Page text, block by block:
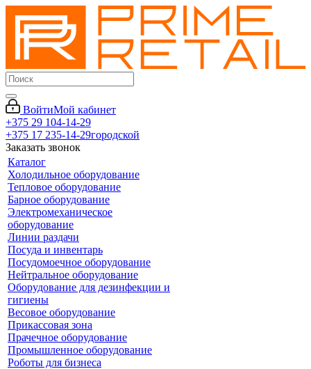
ВойтиМой кабинет
+375 29 104-14-29
+375 17 235-14-29городской
Заказать звонок
Каталог
Холодильное оборудование
Тепловое оборудование
Барное оборудование
Электромеханическое
оборудование
Линии раздачи
Посуда и инвентарь
Посудомоечное оборудование
Нейтральное оборудование
Оборудование для дезинфекции и
гигиены
Весовое оборудование
Прикассовая зона
Прачечное оборудование
Промышленное оборудование
Роботы для бизнеса